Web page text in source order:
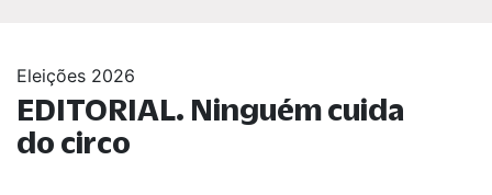
Eleições 2026
EDITORIAL. Ninguém cuida
do circo